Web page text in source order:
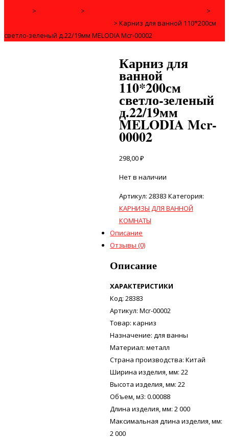
> >
>
> Карниз для ванной 110*200см
светло-зеленый д.22/19мм MELODIA Mcr-00002
Карниз для
ванной
110*200см
светло-зеленый
д.22/19мм
MELODIA Mcr-
00002
298,00₽
Нет в наличии
Артикул: 28383 Категория:
КАРНИЗЫ ДЛЯ ВАННОЙ
КОМНАТЫ
Описание
Отзывы (0)
Описание
ХАРАКТЕРИСТИКИ
Код: 28383
Артикул: Mcr-00002
Товар: карниз
Назначение: для ванны
Материал: металл
Страна производства: Китай
Ширина изделия, мм: 22
Высота изделия, мм: 22
Объем, м3: 0.00088
Длина изделия, мм: 2 000
Максимальная длина изделия, мм:
2 000